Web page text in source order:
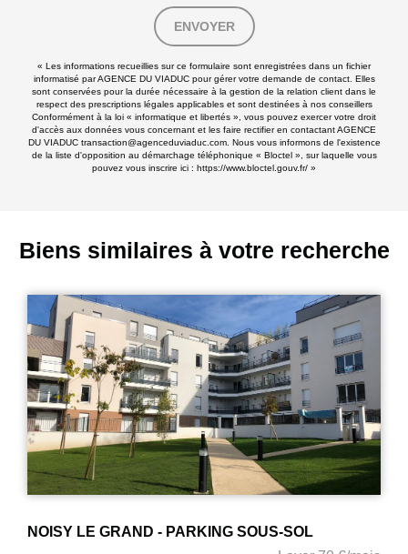
ENVOYER
« Les informations recueillies sur ce formulaire sont enregistrées dans un fichier
informatisé par AGENCE DU VIADUC pour gérer votre demande de contact. Elles
sont conservées pour la durée nécessaire à la gestion de la relation client dans le
respect des prescriptions légales applicables et sont destinées à nos conseillers
Conformément à la loi « informatique et libertés », vous pouvez exercer votre droit
d'accès aux données vous concernant et les faire rectifier en contactant AGENCE
DU VIADUC transaction@agenceduviaduc.com. Nous vous informons de l'existence
de la liste d'opposition au démarchage téléphonique « Bloctel », sur laquelle vous
pouvez vous inscrire ici : https://www.bloctel.gouv.fr/ »
Biens similaires à votre recherche
NOISY LE GRAND - PARKING SOUS-SOL